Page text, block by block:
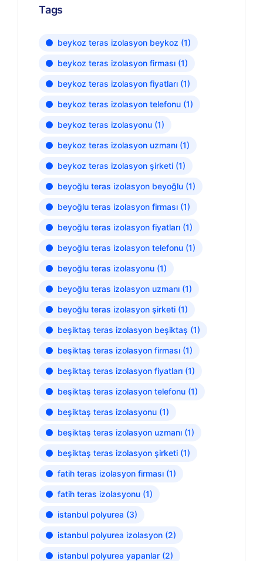
Tags
beykoz teras izolasyon beykoz (1)
beykoz teras izolasyon firması (1)
beykoz teras izolasyon fiyatları (1)
beykoz teras izolasyon telefonu (1)
beykoz teras izolasyonu (1)
beykoz teras izolasyon uzmanı (1)
beykoz teras izolasyon şirketi (1)
beyoğlu teras izolasyon beyoğlu (1)
beyoğlu teras izolasyon firması (1)
beyoğlu teras izolasyon fiyatları (1)
beyoğlu teras izolasyon telefonu (1)
beyoğlu teras izolasyonu (1)
beyoğlu teras izolasyon uzmanı (1)
beyoğlu teras izolasyon şirketi (1)
beşiktaş teras izolasyon beşiktaş (1)
beşiktaş teras izolasyon firması (1)
beşiktaş teras izolasyon fiyatları (1)
beşiktaş teras izolasyon telefonu (1)
beşiktaş teras izolasyonu (1)
beşiktaş teras izolasyon uzmanı (1)
beşiktaş teras izolasyon şirketi (1)
fatih teras izolasyon firması (1)
fatih teras izolasyonu (1)
istanbul polyurea (3)
istanbul polyurea izolasyon (2)
istanbul polyurea yapanlar (2)